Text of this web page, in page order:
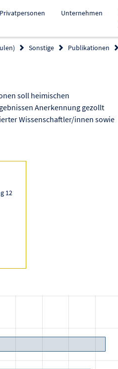
Privatpersonen Unternehmen
Sonstige Publikationen
zur Förderung kopieren
soll heimischen
Anerkennung gezollt
Wissenschaftler/innen sowie
12